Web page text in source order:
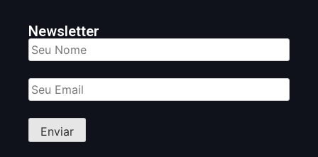
Newsletter